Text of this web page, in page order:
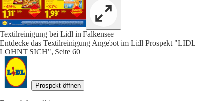
Textilreinigung bei Lidl in Falkensee
Entdecke das Textilreinigung Angebot im Lidl Prospekt "LIDL
LOHNT SICH", Seite 60
Prospekt öffnen